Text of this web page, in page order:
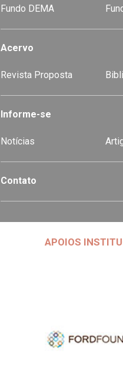
Fundo DEMA
Acervo
Revista Proposta
Informe-se
Notícias
Contato
APOIOS